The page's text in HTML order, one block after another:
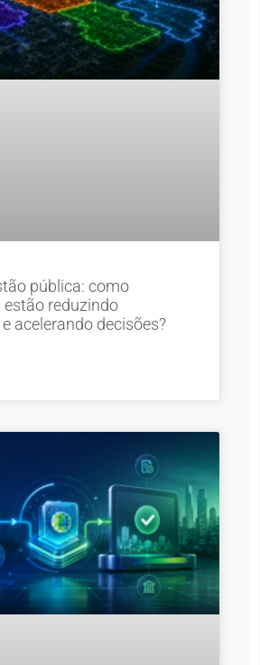
pública: como
reduzindo
acelerando decisões?